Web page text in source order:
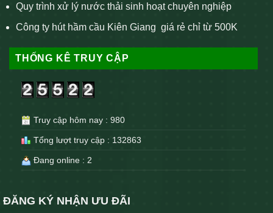
Quy trình xử lý nước thải sinh hoạt chuyên nghiệp
Công ty hút hầm cầu Kiên Giang giá rẻ chỉ từ 500K
THỐNG KÊ TRUY CẬP
Truy cập hôm nay : 980
Tổng lượt truy cập : 132863
Đang online : 2
ĐĂNG KÝ NHẬN ƯU ĐÃI